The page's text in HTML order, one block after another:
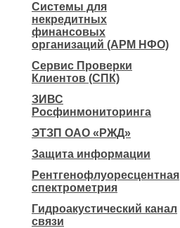
Системы для
некредитных
финансовых
организаций (АРМ НФО)
Сервис Проверки
Клиентов (СПК)
ЗИВС
Росфинмониторинга
ЭТЗП ОАО «РЖД»
Защита информации
Рентгенофлуоресцентная
спектрометрия
Гидроакустический канал
связи